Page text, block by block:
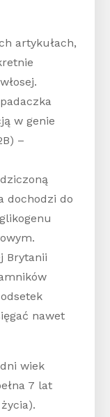
artykułach,
w genie
–
dochodzi do
Brytanii
nawet
wiek
7 lat